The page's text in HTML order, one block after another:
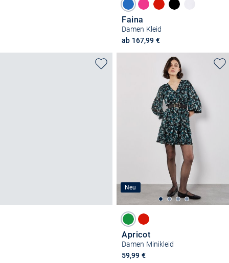
Faina
Damen Kleid
ab 167,99 €
Neu
Apricot
Damen Minikleid
59,99 €